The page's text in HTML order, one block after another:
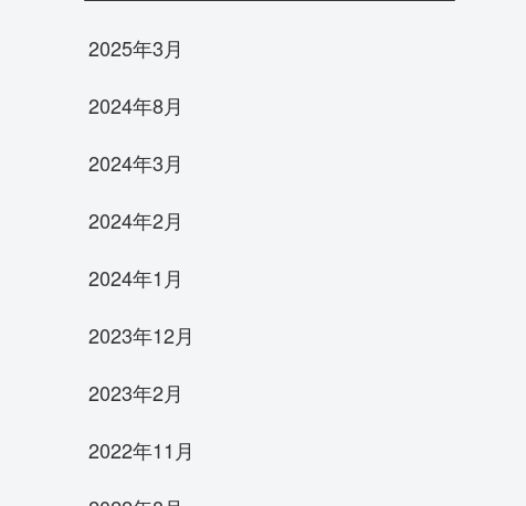
2025年3月
2024年8月
2024年3月
2024年2月
2024年1月
2023年12月
2023年2月
2022年11月